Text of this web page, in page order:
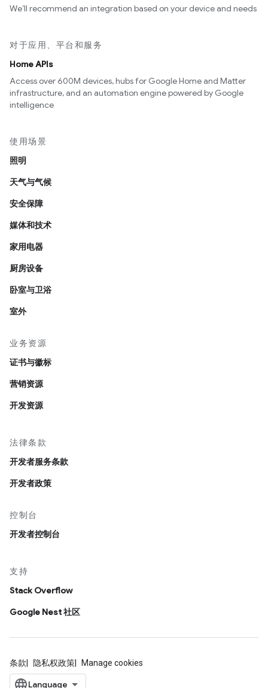
We’ll recommend an integration based on your device and needs
对于应用、平台和服务
Home APIs
Access over 600M devices, hubs for Google Home and Matter
infrastructure, and an automation engine powered by Google
intelligence
使用场景
照明
天气与气候
安全保障
媒体和技术
家用电器
厨房设备
卧室与卫浴
室外
业务资源
证书与徽标
营销资源
开发资源
法律条款
开发者服务条款
开发者政策
控制台
开发者控制台
支持
Stack Overflow
Google Nest 社区
条款 隐私权政策 Manage cookies